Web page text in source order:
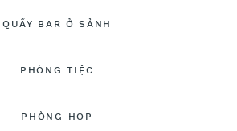
QUẦY BAR Ở SẢNH
PHÒNG TIỆC
PHÒNG HỌP